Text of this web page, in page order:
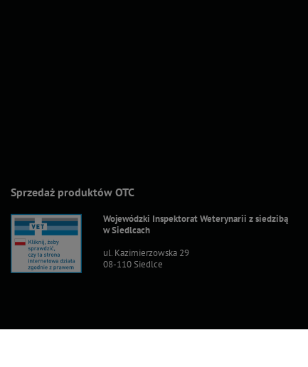
Sprzedaż produktów OTC
Wojewódzki Inspektorat Weterynarii z siedzibą
w Siedlcach
ul. Kazimierzowska 29
08-110 Siedlce